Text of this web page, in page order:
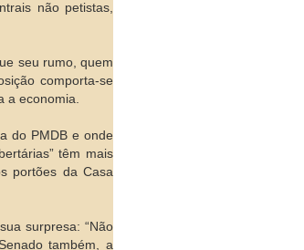
não petistas,
seu rumo, quem
comporta-se
a economia.
do PMDB e onde
têm mais
portões da Casa
surpresa: “Não
também, a